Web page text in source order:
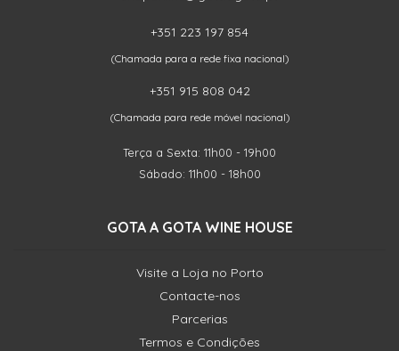
+351 223 197 854
(Chamada para a rede fixa nacional)
+351 915 808 042
(Chamada para rede móvel nacional)
Terça a Sexta: 11h00 - 19h00
Sábado: 11h00 - 18h00
GOTA A GOTA WINE HOUSE
Visite a Loja no Porto
Contacte-nos
Parcerias
Termos e Condições